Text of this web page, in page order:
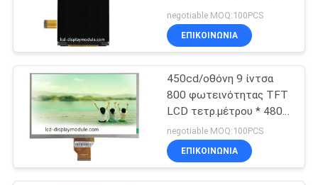
SITEMAP
ΠΟΛΙΤΙΚΉ
ΑΠΟΡΡΉΤΟΥ
ενότητα επίδειξης
LCD
21
οθόνη αφής
φωτεινότητας TFT
τετρ.μέτρου, οθόνη
των άσπρων οδηγήσεων
negotiable MOQ:100PCS
ΕΠΙΚΟΙΝΩΝΊΑ
450cd/οθόνη 9 ίντσα
800 φωτεινότητας TFT
LCD τετρ.μέτρου * 480
για τον εξοπλισμό
υγείας
negotiable MOQ:100PCS
ΕΠΙΚΟΙΝΩΝΊΑ